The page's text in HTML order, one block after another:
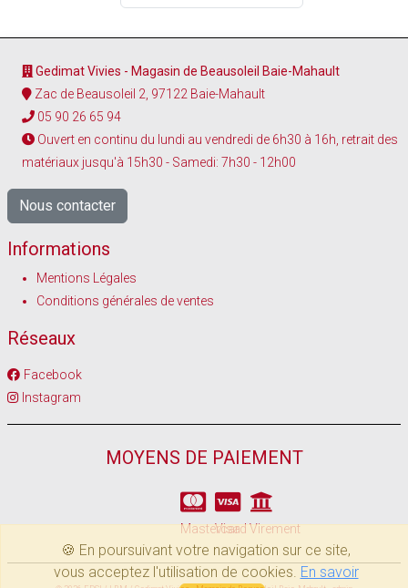
Gedimat Vivies - Magasin de Beausoleil Baie-Mahault
Zac de Beausoleil 2, 97122 Baie-Mahault
05 90 26 65 94
Ouvert en continu du lundi au vendredi de 6h30 à 16h, retrait des
matériaux jusqu'à 15h30 - Samedi: 7h30 - 12h00
Nous contacter
Informations
Mentions Légales
Conditions générales de ventes
Réseaux
Facebook
Instagram
MOYENS DE PAIEMENT
Mastercard
Visa Virement
🍪 En poursuivant votre navigation sur ce site,
vous acceptez l'utilisation de cookies. En savoir